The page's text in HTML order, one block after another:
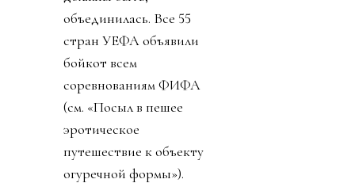
объединилась. Все 55
стран УЕФА объявили
бойкот всем
соревнованиям ФИФА
(см. «Посыл в пешее
эротическое
путешествие к объекту
огуречной формы»).